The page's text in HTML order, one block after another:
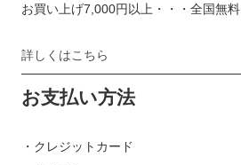
お買い上げ7,000円以上・・・全国無料
詳しくはこちら
お支払い方法
・クレジットカード